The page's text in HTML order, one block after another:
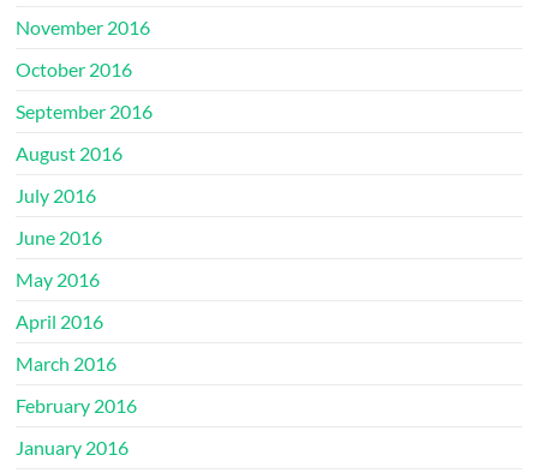
November 2016
October 2016
September 2016
August 2016
July 2016
June 2016
May 2016
April 2016
March 2016
February 2016
January 2016